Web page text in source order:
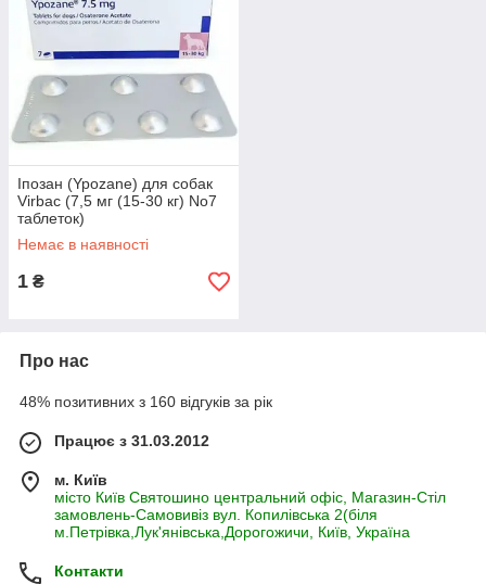
Іпозан (Ypozane) для собак
Virbac (7,5 мг (15-30 кг) No7
таблеток)
Немає в наявності
1 ₴
Про нас
48% позитивних з 160 відгуків за рік
Працює з 31.03.2012
м. Київ
місто Київ Святошино центральний офіс, Магазин-Стіл
замовлень-Самовивіз вул. Копилівська 2(біля
м.Петрівка,Лук'янівська,Дорогожичи, Київ, Україна
Контакти